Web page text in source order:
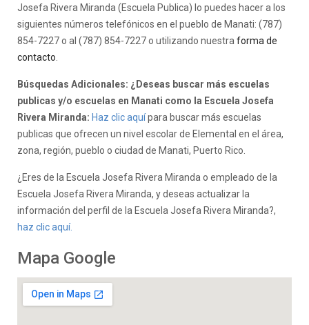
Josefa Rivera Miranda (Escuela Publica) lo puedes hacer a los
siguientes números telefónicos en el pueblo de Manati: (787)
854-7227 o al (787) 854-7227 o utilizando nuestra forma de
contacto
Búsquedas Adicionales: ¿Deseas buscar más escuelas
publicas y/o escuelas en Manati como la Escuela Josefa
Rivera Miranda: Haz clic aquípara buscar más escuelas
publicas que ofrecen un nivel escolar de Elemental en el área,
zona, región, pueblo o ciudad de Manati, Puerto Rico.
¿Eres de la Escuela Josefa Rivera Miranda o empleado de la
Escuela Josefa Rivera Miranda, y deseas actualizar la
información del perfil de la Escuela Josefa Rivera Miranda?,
haz clic aquí.
Mapa Google